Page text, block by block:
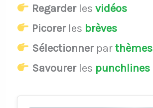
Regarderles vidéos
Picorerles brèves
Sélectionnerparthèmes
Savourerles punchlines